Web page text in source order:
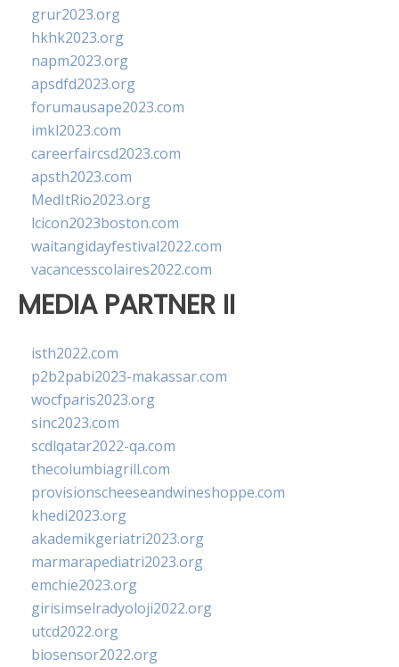
grur2023.org
hkhk2023.org
napm2023.org
apsdfd2023.org
forumausape2023.com
imkl2023.com
careerfaircsd2023.com
apsth2023.com
MedItRio2023.org
lcicon2023boston.com
waitangidayfestival2022.com
vacancesscolaires2022.com
MEDIA PARTNER II
isth2022.com
p2b2pabi2023-makassar.com
wocfparis2023.org
sinc2023.com
scdlqatar2022-qa.com
thecolumbiagrill.com
provisionscheeseandwineshoppe.com
khedi2023.org
akademikgeriatri2023.org
marmarapediatri2023.org
emchie2023.org
girisimselradyoloji2022.org
utcd2022.org
biosensor2022.org